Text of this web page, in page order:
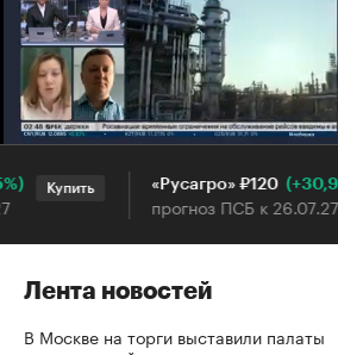
Кредитные
Проверка
Прямой эфир
Купить «Русагро» ₽120 (+30,92%)
прогноз ПСБ к 26.07.27
Лента новостей
В Москве на торги выставили палаты